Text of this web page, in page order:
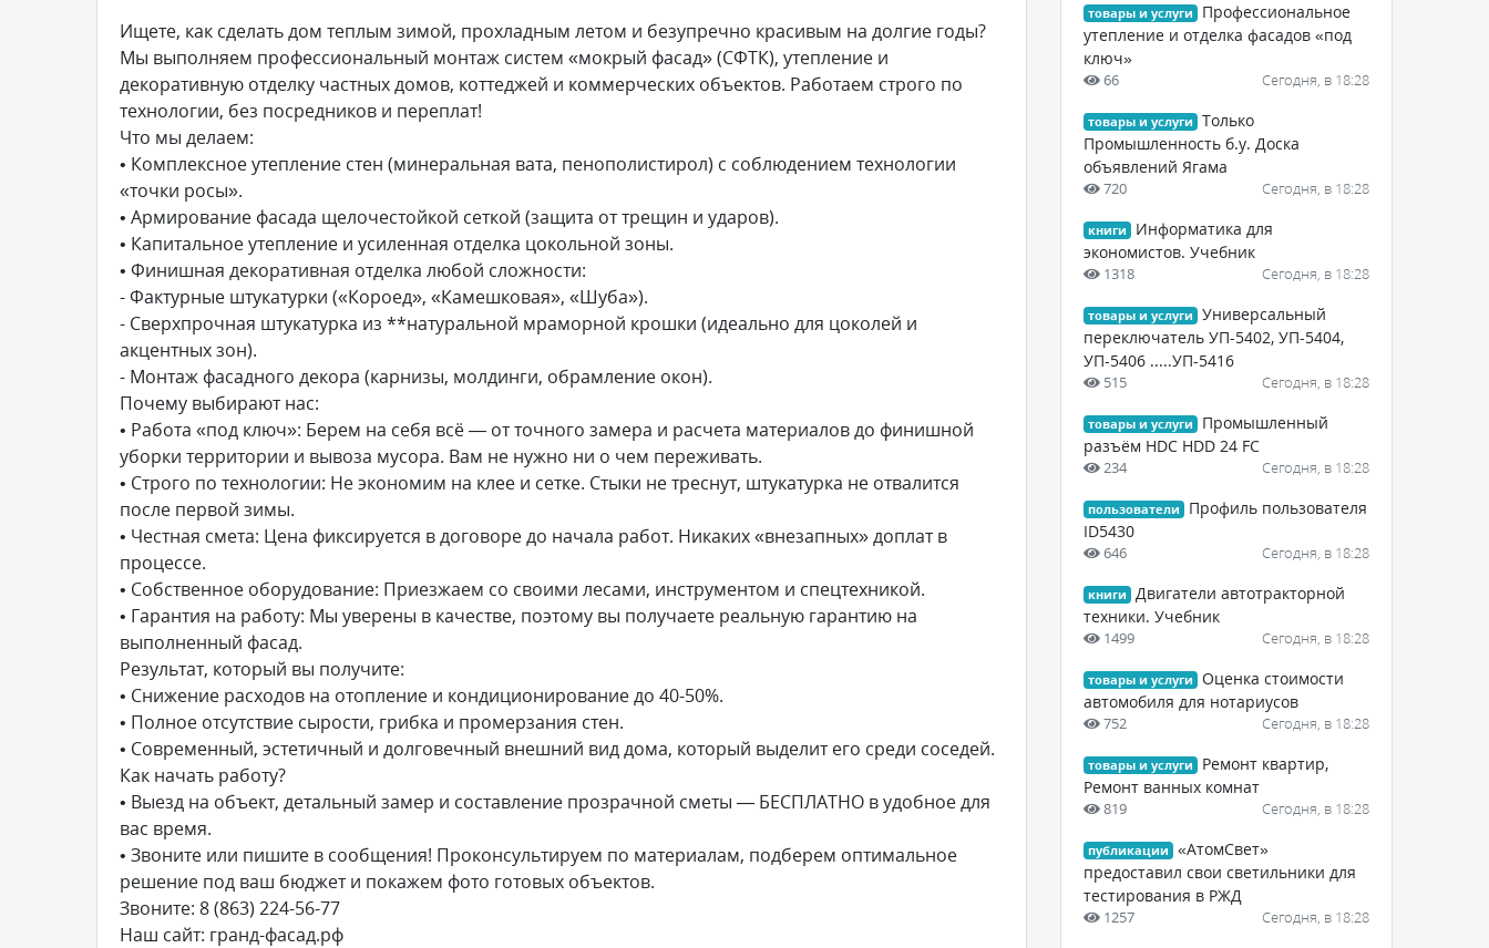
Ищете, как сделать дом теплым зимой, прохладным летом и безупречно красивым на долгие годы?
Мы выполняем профессиональный монтаж систем «мокрый фасад» (СФТК), утепление и
декоративную отделку частных домов, коттеджей и коммерческих объектов. Работаем строго по
технологии, без посредников и переплат!
Что мы делаем:
• Комплексное утепление стен (минеральная вата, пенополистирол) с соблюдением технологии
«точки росы».
• Армирование фасада щелочестойкой сеткой (защита от трещин и ударов).
• Капитальное утепление и усиленная отделка цокольной зоны.
• Финишная декоративная отделка любой сложности:
- Фактурные штукатурки («Короед», «Камешковая», «Шуба»).
- Сверхпрочная штукатурка из **натуральной мраморной крошки (идеально для цоколей и
акцентных зон).
- Монтаж фасадного декора (карнизы, молдинги, обрамление окон).
Почему выбирают нас:
• Работа «под ключ»: Берем на себя всё — от точного замера и расчета материалов до финишной
уборки территории и вывоза мусора. Вам не нужно ни о чем переживать.
• Строго по технологии: Не экономим на клее и сетке. Стыки не треснут, штукатурка не отвалится
после первой зимы.
• Честная смета: Цена фиксируется в договоре до начала работ. Никаких «внезапных» доплат в
процессе.
• Собственное оборудование: Приезжаем со своими лесами, инструментом и спецтехникой.
• Гарантия на работу: Мы уверены в качестве, поэтому вы получаете реальную гарантию на
выполненный фасад.
Результат, который вы получите:
• Снижение расходов на отопление и кондиционирование до 40-50%.
• Полное отсутствие сырости, грибка и промерзания стен.
• Современный, эстетичный и долговечный внешний вид дома, который выделит его среди соседей.
Как начать работу?
• Выезд на объект, детальный замер и составление прозрачной сметы — БЕСПЛАТНО в удобное для
вас время.
• Звоните или пишите в сообщения! Проконсультируем по материалам, подберем оптимальное
решение под ваш бюджет и покажем фото готовых объектов.
Звоните: 8 (863) 224-56-77
Наш сайт: гранд-фасад.рф
товары и услуги
Профессиональное
утепление и отделка фасадов «под
ключ»
66 Сегодня, в 18:28
товары и услуги
Только
Промышленность б.у. Доска
объявлений Ягама
720 Сегодня, в 18:28
книги
Информатика для
экономистов. Учебник
1318 Сегодня, в 18:28
товары и услуги
Универсальный
переключатель УП-5402, УП-5404,
УП-5406 .....УП-5416
515 Сегодня, в 18:28
товары и услуги
Промышленный
разъём HDC HDD 24 FC
234 Сегодня, в 18:28
пользователи
Профиль пользователя
ID5430
646 Сегодня, в 18:28
книги
Двигатели автотракторной
техники. Учебник
1499 Сегодня, в 18:28
товары и услуги
Оценка стоимости
автомобиля для нотариусов
752 Сегодня, в 18:28
товары и услуги
Ремонт квартир,
Ремонт ванных комнат
819 Сегодня, в 18:28
публикации
«АтомСвет»
предоставил свои светильники для
тестирования в РЖД
1257 Сегодня, в 18:28